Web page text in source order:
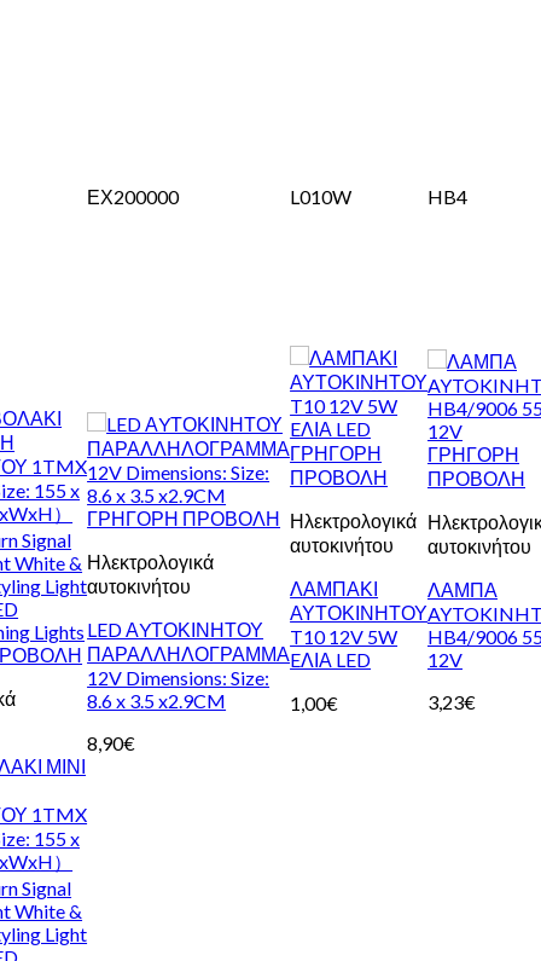
ΜΙΝΙ
1TMX
155 x
）
Signal
White &
Light
ΕΧ200000
ΓΡΗΓΟΡΗ ΠΡΟΒΟΛΗ
Ηλεκτρολογικά
αυτοκινήτου
LED ΑYΤΟΚΙΝΗΤΟΥ
ΠΑΡΑΛΛΗΛΟΓΡΑΜΜΑ
12V Dimensions: Size:
8.6 x 3.5 x2.9CM
8,90€
L010W
ΓΡΗΓΟΡΗ
ΠΡΟΒΟΛΗ
Ηλεκτρολογικά
αυτοκινήτου
ΛΑΜΠΑΚΙ
ΑΥΤΟΚΙΝΗΤΟΥ
T10 12V 5W
EΛΙΑ LED
1,00€
HB4
ΓΡΗΓΟΡΗ
ΠΡΟΒΟΛΗ
αυτοκινήτου
ΛΑΜΠΑ
HB4/9006
12V
3,23€